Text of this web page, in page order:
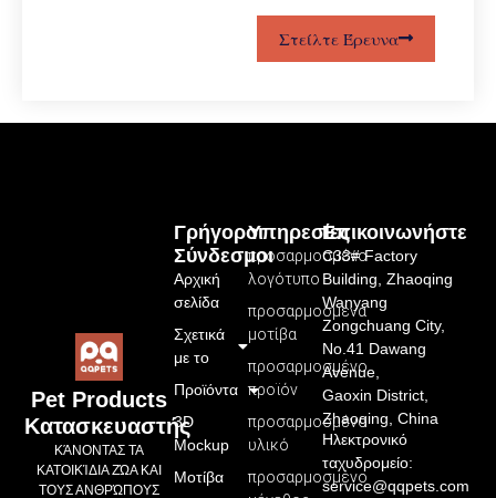
Στείλτε Έρευνα
Pet Products
Κατασκευαστής
ΚΆΝΟΝΤΑΣ ΤΑ
ΚΑΤΟΙΚΊΔΙΑ ΖΏΑ ΚΑΙ
ΤΟΥΣ ΑΝΘΡΏΠΟΥΣ
Υπηρεσίες
προσαρμοσμένο
λογότυπο
προσαρμοσμένα
μοτίβα
προσαρμοσμένο
προϊόν
προσαρμοσμένο
υλικό
προσαρμοσμένο
Γρήγοροι
Σύνδεσμοι
Αρχική
σελίδα
Σχετικά
με το
Προϊόντα
3D
Mockup
Μοτίβα
Επικοινωνήστε
C33# Factory
Building, Zhaoqing
Wanyang
Zongchuang City,
No.41 Dawang
Avenue,
Gaoxin District,
Zhaoqing, China
Ηλεκτρονικό
ταχυδρομείο:
service@qqpets.com